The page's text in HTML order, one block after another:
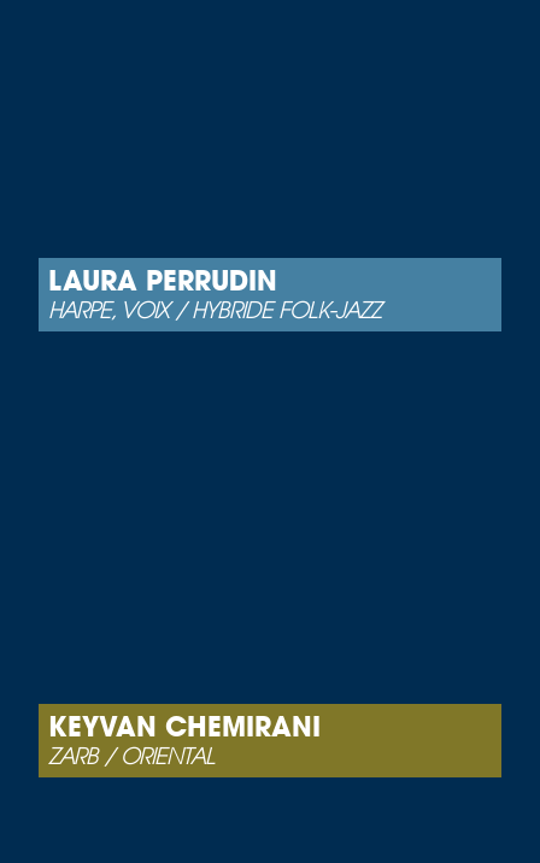
LAURA PERRUDIN
HARPE, VOIX / HYBRIDE FOLK-JAZZ
KEYVAN CHEMIRANI
ZARB / ORIENTAL